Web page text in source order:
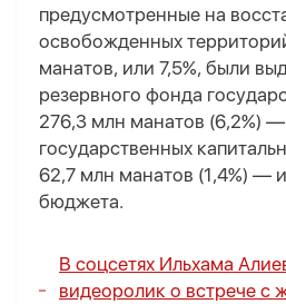
предусмотренные на
освобожденных
манатов, или 7,5%, были
резервного фонда
276,3 млн манатов (6,2%)
государственных
62,7 млн манатов (1,4%) —
бюджета.
В соцсетях Ильхама
видеоролик о встрече с